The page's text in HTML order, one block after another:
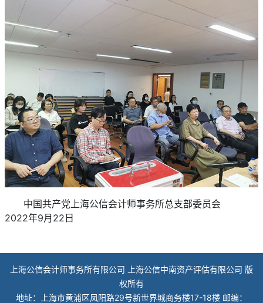
中国共产党上海公信会计师事务所总支部委员会
2022年9月22日
上海公信会计师事务所有限公司 上海公信中南资产评估有限公司 版
权所有
地址：上海市黄浦区凤阳路29号新世界城商务楼17-18楼 邮编：